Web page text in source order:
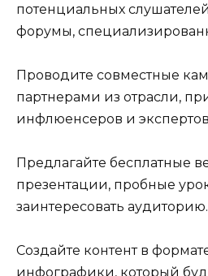
потенциальных
форумы,
Проводите совместные
партнерами из отрасли,
инфлюенсеров и
Предлагайте бесплатные
презентации, пробные
заинтересовать аудиторию.
Создайте контент в
инфографики, который